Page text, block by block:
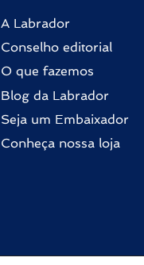
A Labrador
Conselho editorial
O que fazemos
Blog da Labrador
Seja um Embaixador
Conheça nossa loja